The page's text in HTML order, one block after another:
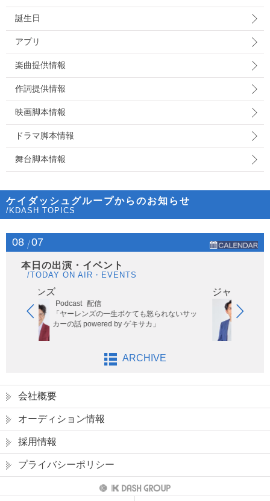
誕生日
アプリ
楽曲提供情報
作詞提供情報
映画脚本情報
ドラマ脚本情報
舞台脚本情報
ケイダッシュグループからのお知らせ
/KDASH TOPICS
08 07
本日の出演・イベント
/TODAY ON AIR・EVENTS
の一生ボケても怒られないサッ
by ゲキサカ」
JFN系全国ネット
9:35～
「OH! HAPPY MORNING」
ARCHIVE
会社概要
オーディション情報
採用情報
プライバシーポリシー